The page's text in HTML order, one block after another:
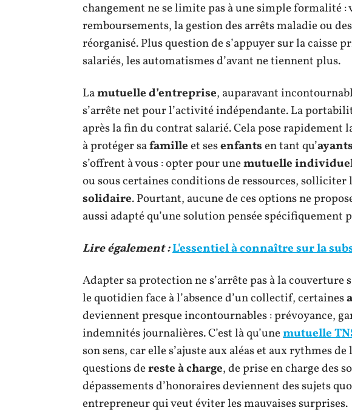
changement ne se limite pas à une simple formalité :
remboursements, la gestion des arrêts maladie ou
réorganisé. Plus question de s’appuyer sur la caisse
salariés, les automatismes d’avant ne tiennent plus.
Lamutuelle d’entreprise, auparavant
s’arrête net pour l’activité indépendante. La
après la fin du contrat salarié. Cela pose rapidement
à protéger safamilleet sesenfantsen tant qu’
s’offrent à vous : opter pour unemutuelle
ou sous certaines conditions de ressources, solliciter
solidaire. Pourtant, aucune de ces options ne
aussi adapté qu’une solution pensée spécifiquement
Lire également :L'essentiel à connaître sur la
Adapter sa protection ne s’arrête pas à la
le quotidien face à l’absence d’un collectif, certaines
deviennent presque incontournables : prévoyance,
indemnités journalières. C’est là qu’unemutuelle
son sens, car elle s’ajuste aux aléas et aux rythmes
questions dereste à charge, de prise en charge des
dépassements d’honoraires deviennent des sujets
entrepreneur qui veut éviter les mauvaises surprises.